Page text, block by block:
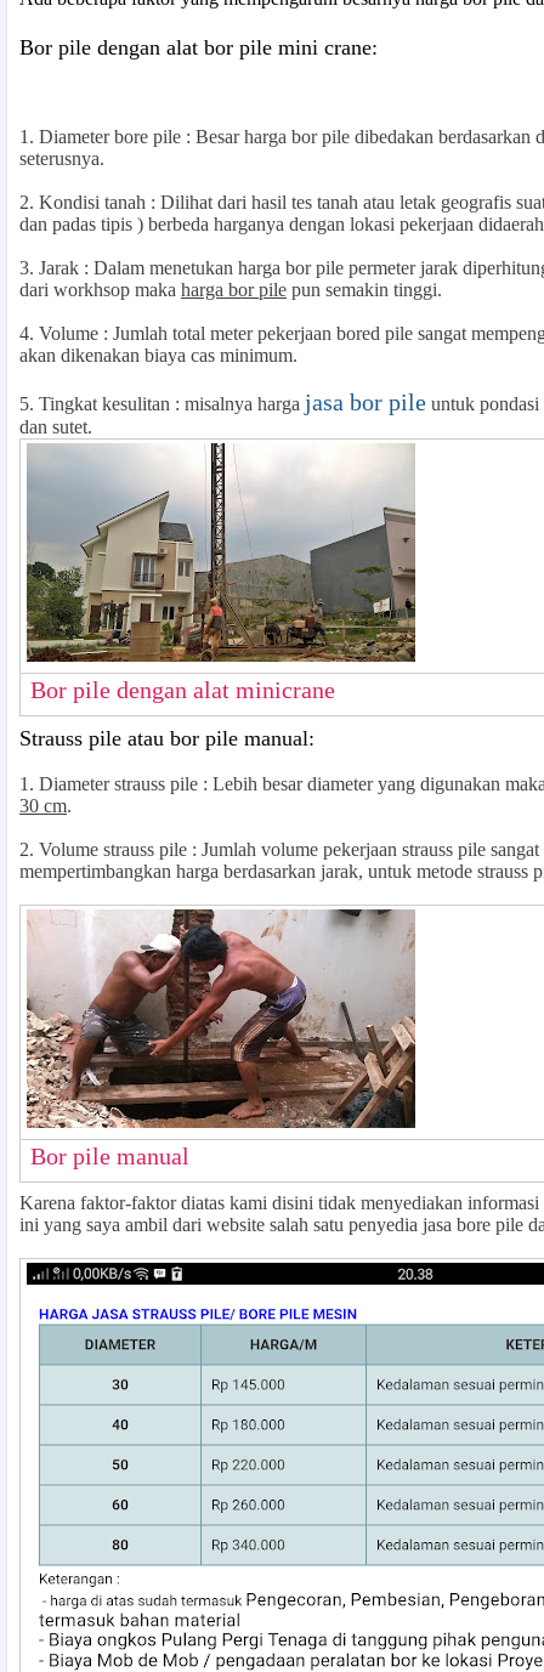
Bor pile dengan alat bor pile mini crane:
1. Diameter bore pile : Besar harga bor pile dibedakan
seterusnya.
2. Kondisi tanah : Dilihat dari hasil tes tanah atau letak geografis
dan padas tipis ) berbeda harganya dengan lokasi pekerjaan
3. Jarak : Dalam menetukan harga bor pile permeter jarak
dari workhsop maka harga bor pile pun semakin tinggi.
4. Volume : Jumlah total meter pekerjaan bored pile sangat
akan dikenakan biaya cas minimum.
5. Tingkat kesulitan : misalnya harga jasa bor pile untuk pondasi
dan sutet.
Bor pile dengan alat minicrane
Strauss pile atau bor pile manual:
1. Diameter strauss pile : Lebih besar diameter yang digunakan
30 cm.
2. Volume strauss pile : Jumlah volume pekerjaan strauss pile
mempertimbangkan harga berdasarkan jarak, untuk metode
Bor pile manual
Karena faktor-faktor diatas kami disini tidak menyediakan
ini yang saya ambil dari website salah satu penyedia jasa bore pile